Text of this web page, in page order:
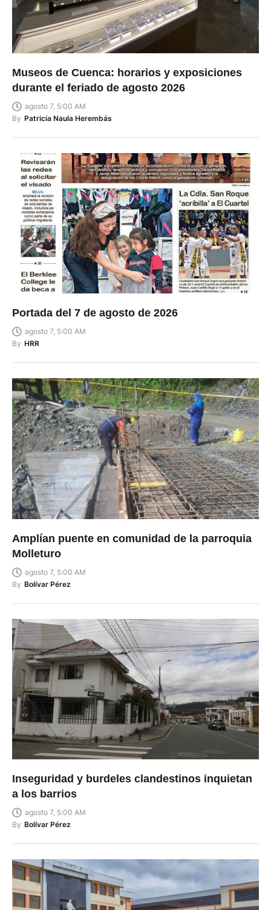
Museos de Cuenca: horarios y exposiciones
durante el feriado de agosto 2026
agosto 7, 5:00 AM
By Patricia Naula Herembás
Portada del 7 de agosto de 2026
agosto 7, 5:00 AM
By HRR
Amplían puente en comunidad de la parroquia
Molleturo
agosto 7, 5:00 AM
By Bolívar Pérez
Inseguridad y burdeles clandestinos inquietan
a los barrios
agosto 7, 5:00 AM
By Bolívar Pérez